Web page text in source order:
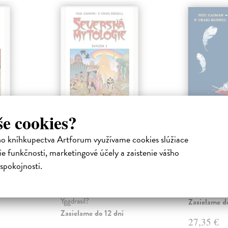
cookies?
kníhkupectva Artforum využívame cookies slúžiace
funkčnosti, marketingové účely a zaistenie vášho
Severská mytologie
I.
Gaiman Neil
| Kniha
Yggdrasil?
Zasielame do 12 dní
Gaimana!
Zasielame
27,35 €